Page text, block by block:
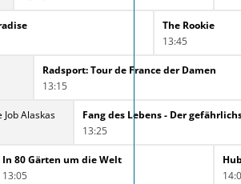
The Rookie
13:45
Radsport: Tour de France der Damen
13:15
Alaskas
13:25
In 80 Gärten um die Welt
13:05